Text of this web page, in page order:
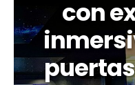
con